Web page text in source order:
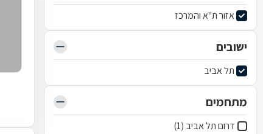
אזור ת"א והמרכז
ישובים
תל אביב
מתחמים
דרום תל אביב (1)